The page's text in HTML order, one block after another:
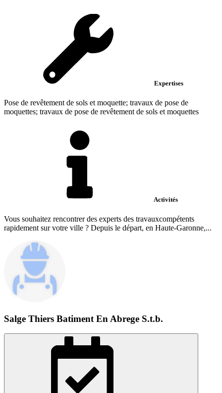
Expertises
Pose de revêtement de sols et moquette; travaux de pose de
moquettes; travaux de pose de revêtement de sols et moquettes
Activités
Vous souhaitez rencontrer des experts des travauxcompétents
rapidement sur votre ville ? Depuis le départ, en Haute-Garonne,...
Salge Thiers Batiment En Abrege S.t.b.